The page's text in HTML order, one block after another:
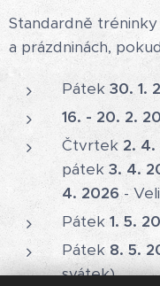
Standardně
a prázdninách,
Pátek 30. 1.
16. - 20. 2.
Čtvrtek 2. 4.
pátek 3. 4.
4. 2026 -
Pátek 1. 5.
Pátek 8. 5.
svátek)